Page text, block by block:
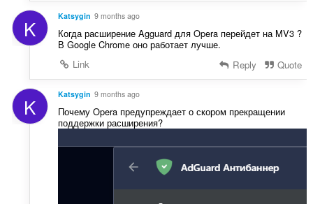
K Katsygin 9 months ago
Когда расширение Agguard для Opera перейдет на MV3 ?
В Google Chrome оно работает лучше.
Link
Reply Quote
K Katsygin 9 months ago
Почему Opera предупреждает о скором прекращении
поддержки расширения?